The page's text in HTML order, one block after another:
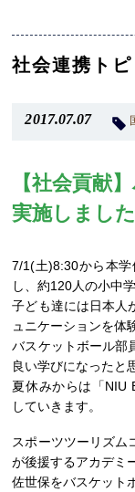
社会連携ト
2017.07.07
【社会貢献
実施しました
7/1(土)8:30から本
し、約120人の小中
子ども達には日本人
ュニケーションを体
バスケットボール部
良い学びになったと
夏休みからは「NIU
していきます。
スポーツツーリズム
が後援するアカデミ
佐世保をバスケット